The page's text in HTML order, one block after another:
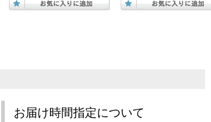
お届け時間指定について